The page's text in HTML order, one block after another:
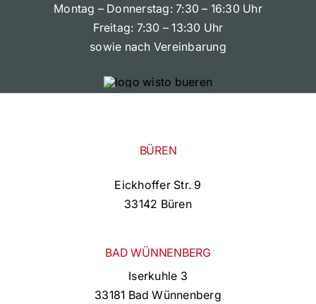
Montag – Donnerstag: 7:30 – 16:30 Uhr
Freitag: 7:30 – 13:30 Uhr
sowie nach Vereinbarung
BÜREN
Eickhoffer Str. 9
33142 Büren
BAD WÜNNENBERG
Iserkuhle 3
33181 Bad Wünnenberg